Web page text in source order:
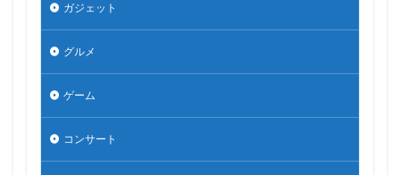
ガジェット
グルメ
ゲーム
コンサート